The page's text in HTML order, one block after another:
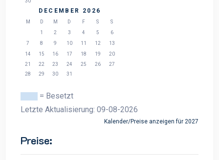
DECEMBER 2026
M D M D F S
S
1
2 3 4 5
6
7
8 9 10 11 12
13
14
15 16 17 18 19
20
21
22 23 24 25 26
27
28
29 30 31
= Besetzt
Letzte Aktualisierung: 09-08-2026
Kalender/Preise anzeigen für 2027
Preise: